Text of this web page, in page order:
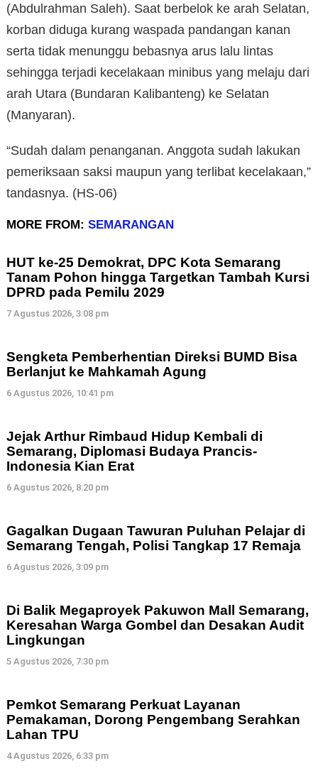
(Abdulrahman Saleh). Saat berbelok ke arah Selatan,
korban diduga kurang waspada pandangan kanan
serta tidak menunggu bebasnya arus lalu lintas
sehingga terjadi kecelakaan minibus yang melaju dari
arah Utara (Bundaran Kalibanteng) ke Selatan
(Manyaran).
“Sudah dalam penanganan. Anggota sudah lakukan
pemeriksaan saksi maupun yang terlibat kecelakaan,”
tandasnya. (HS-06)
MORE FROM: SEMARANGAN
HUT ke-25 Demokrat, DPC Kota Semarang
Tanam Pohon hingga Targetkan Tambah Kursi
DPRD pada Pemilu 2029
7 Agustus 2026, 3:08 pm
Sengketa Pemberhentian Direksi BUMD Bisa
Berlanjut ke Mahkamah Agung
6 Agustus 2026, 10:41 pm
Jejak Arthur Rimbaud Hidup Kembali di
Semarang, Diplomasi Budaya Prancis-
Indonesia Kian Erat
6 Agustus 2026, 8:20 pm
Gagalkan Dugaan Tawuran Puluhan Pelajar di
Semarang Tengah, Polisi Tangkap 17 Remaja
6 Agustus 2026, 3:09 pm
Di Balik Megaproyek Pakuwon Mall Semarang,
Keresahan Warga Gombel dan Desakan Audit
Lingkungan
5 Agustus 2026, 7:30 pm
Pemkot Semarang Perkuat Layanan
Pemakaman, Dorong Pengembang Serahkan
Lahan TPU
4 Agustus 2026, 6:33 pm